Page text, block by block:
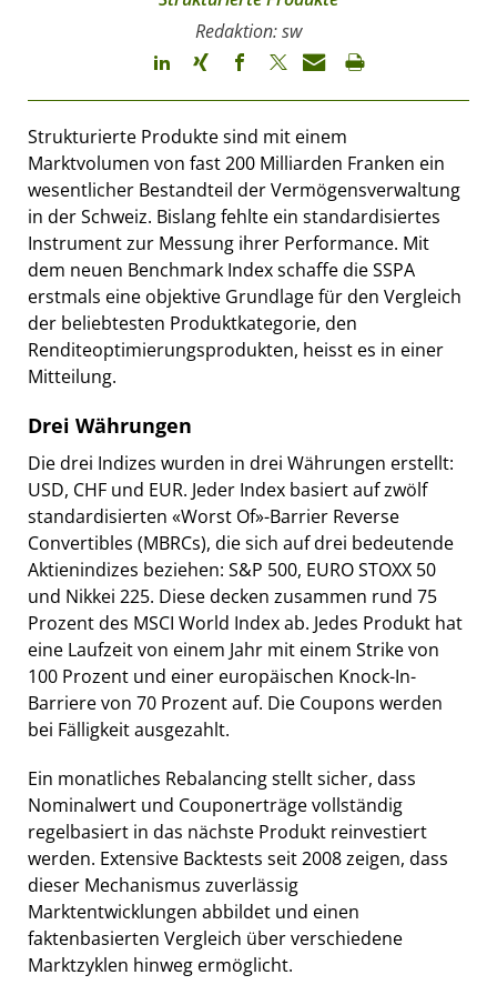
Redaktion: sw
Strukturierte Produkte sind mit einem
Marktvolumen von fast 200 Milliarden Franken ein
wesentlicher Bestandteil der Vermögensverwaltung
in der Schweiz. Bislang fehlte ein standardisiertes
Instrument zur Messung ihrer Performance. Mit
dem neuen Benchmark Index schaffe die SSPA
erstmals eine objektive Grundlage für den Vergleich
der beliebtesten Produktkategorie, den
Renditeoptimierungsprodukten, heisst es in einer
Mitteilung.
Drei Währungen
Die drei Indizes wurden in drei Währungen erstellt:
USD, CHF und EUR. Jeder Index basiert auf zwölf
standardisierten «Worst Of»-Barrier Reverse
Convertibles (MBRCs), die sich auf drei bedeutende
Aktienindizes beziehen: S&P 500, EURO STOXX 50
und Nikkei 225. Diese decken zusammen rund 75
Prozent des MSCI World Index ab. Jedes Produkt hat
eine Laufzeit von einem Jahr mit einem Strike von
100 Prozent und einer europäischen Knock-In-
Barriere von 70 Prozent auf. Die Coupons werden
bei Fälligkeit ausgezahlt.
Ein monatliches Rebalancing stellt sicher, dass
Nominalwert und Couponerträge vollständig
regelbasiert in das nächste Produkt reinvestiert
werden. Extensive Backtests seit 2008 zeigen, dass
dieser Mechanismus zuverlässig
Marktentwicklungen abbildet und einen
faktenbasierten Vergleich über verschiedene
Marktzyklen hinweg ermöglicht.